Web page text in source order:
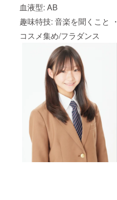
血液型: AB
趣味特技: 音楽を聞くこと ・
コスメ集め/フラダンス